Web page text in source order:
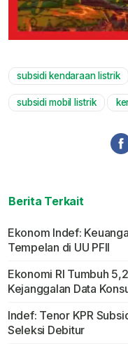
subsidi kendaraan listrik
subsidi mobil listrik
Berita Terkait
Ekonom Indef:
Tempelan di UU PFII
Ekonomi RI Tumbuh
Kejanggalan Data
Indef: Tenor KPR
Seleksi Debitur